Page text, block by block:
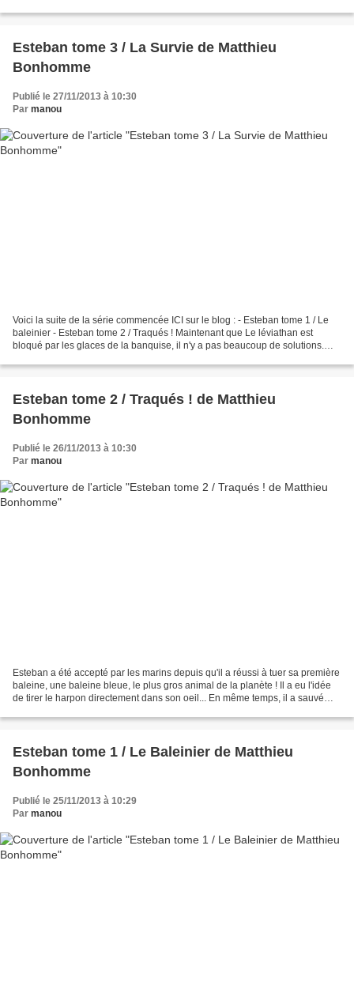
Esteban tome 3 / La Survie de Matthieu
Bonhomme
Publié le 27/11/2013 à 10:30
Par manou
Voici la suite de la série commencée ICI sur le blog : - Esteban tome 1 / Le
baleinier - Esteban tome 2 / Traqués ! Maintenant que Le léviathan est
bloqué par les glaces de la banquise, il n'y a pas beaucoup de solutions.
Esteban tome 2 / Traqués ! de Matthieu
Bonhomme
Publié le 26/11/2013 à 10:30
Par manou
Esteban a été accepté par les marins depuis qu'il a réussi à tuer sa première
baleine, une baleine bleue, le plus gros animal de la planète ! Il a eu l'idée
de tirer le harpon directement dans son oeil... En même temps, il a sauvé
Esteban tome 1 / Le Baleinier de Matthieu
Bonhomme
Publié le 25/11/2013 à 10:29
Par manou